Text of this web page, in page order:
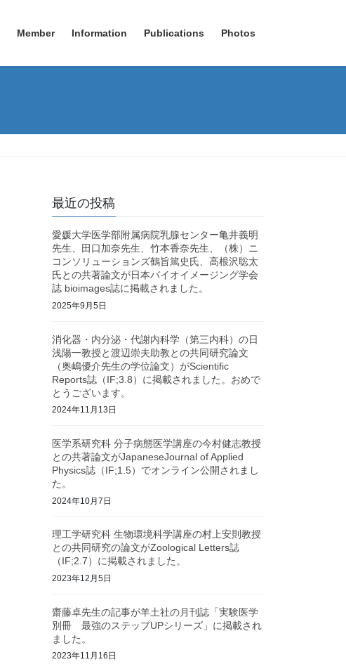
Member Information Publications Photos
最近の投稿
愛媛大学医学部附属病院乳腺センター亀井義明
先生、田口加奈先生、竹本香奈先生、（株）ニ
コンソリューションズ鶴旨篤史氏、高根沢聡太
氏との共著論文が日本バイオイメージング学会
誌 bioimages誌に掲載されました。
2025年9月5日
消化器・内分泌・代謝内科学（第三内科）の日
浅陽一教授と渡辺崇夫助教との共同研究論文
（奥嶋優介先生の学位論文）がScientific
Reports誌（IF;3.8）に掲載されました。おめで
とうございます。
2024年11月13日
医学系研究科 分子病態医学講座の今村健志教授
との共著論文がJapaneseJournal of Applied
Physics誌（IF;1.5）でオンライン公開されまし
た。
2024年10月7日
理工学研究科 生物環境科学講座の村上安則教授
との共同研究の論文がZoological Letters誌
（IF;2.7）に掲載されました。
2023年12月5日
齋藤卓先生の記事が羊土社の月刊誌「実験医学
別冊 最強のステップUPシリーズ」に掲載され
ました。
2023年11月16日